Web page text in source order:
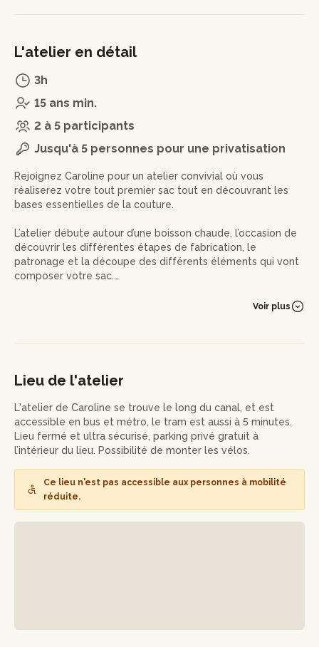
L'atelier en détail
3h
15 ans min.
2 à 5 participants
Jusqu'à 5 personnes pour une privatisation
Rejoignez Caroline pour un atelier convivial où vous
réaliserez votre tout premier sac tout en découvrant les
bases essentielles de la couture.
L’atelier débute autour d’une boisson chaude, l’occasion de
découvrir les différentes étapes de fabrication, le
patronage et la découpe des différents éléments qui vont
composer votre sac.
nettes et solides, à confectionner des sangles doubles, 2
épargnera vos épaules. Vous apprendrez également à
par exemple), ainsi qu’une sangle pratique pour accrocher
vos clés.
Tout au long de l’atelier, Caroline vous accompagne avec
Voir plus
Lieu de l'atelier
L'atelier de Caroline se trouve le long du canal, et est
accessible en bus et métro, le tram est aussi à 5 minutes.
Lieu fermé et ultra sécurisé, parking privé gratuit à
l’intérieur du lieu. Possibilité de monter les vélos.
Ce lieu n'est pas accessible aux personnes à mobilité
réduite.